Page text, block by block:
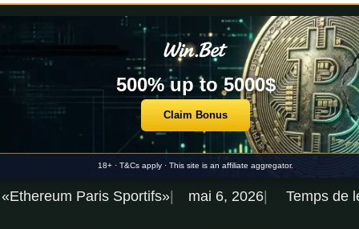
500% up to 5000$
Claim Bonus
18+ · T&Cs apply · This site is an affiliate aggregator.
Paris Sportifs» mai 6, 2026 Temps de